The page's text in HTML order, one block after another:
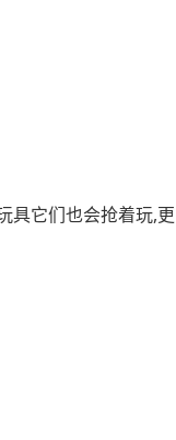
具它们也会抢着玩,更